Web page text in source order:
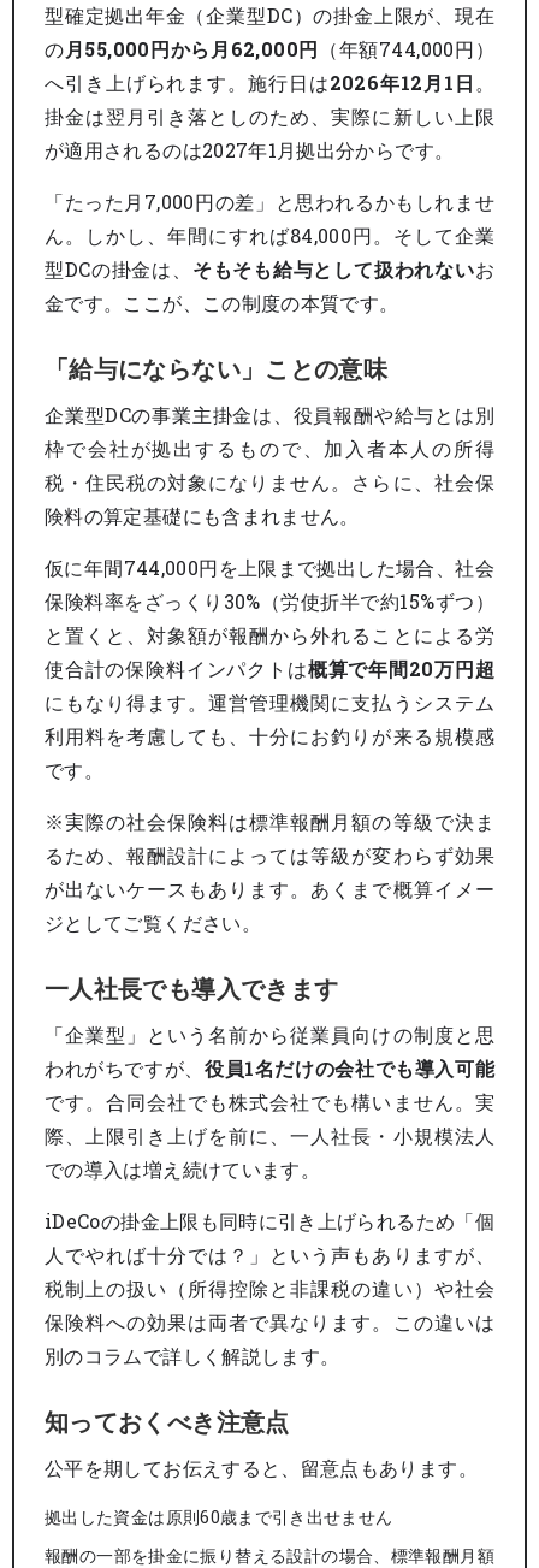
型確定拠出年金（企業型DC）の掛金上限が、現在
の月55,000円から月62,000円 （年額744,000円）
へ引き上げられます。施行日は2026年12月1日 。
掛金は翌月引き落としのため、実際に新しい上限
が適用されるのは2027年1月拠出分からです。
「たった月7,000円の差」と思われるかもしれませ
ん。しかし、年間にすれば84,000円。そして企業
型DCの掛金は、 そもそも給与として扱われないお
金です。ここが、この制度の本質です。
「給与にならない」ことの意味
企業型DCの事業主掛金は、役員報酬や給与とは別
枠で会社が拠出するもので、加入者本人の所得
税・住民税の対象になりません。さらに、社会保
険料の算定基礎にも含まれません。
仮に年間744,000円を上限まで拠出した場合、社会
保険料率をざっくり30%（労使折半で約15%ずつ）
と置くと、対象額が報酬から外れることによる労
使合計の保険料インパクトは概算で年間20万円超
にもなり得ます。運営管理機関に支払うシステム
利用料を考慮しても、十分にお釣りが来る規模感
です。
※実際の社会保険料は標準報酬月額の等級で決ま
るため、報酬設計によっては等級が変わらず効果
が出ないケースもあります。あくまで概算イメー
ジとしてご覧ください。
一人社長でも導入できます
「企業型」という名前から従業員向けの制度と思
われがちですが、 役員1名だけの会社でも導入可能
です。合同会社でも株式会社でも構いません。実
際、上限引き上げを前に、一人社長・小規模法人
での導入は増え続けています。
iDeCoの掛金上限も同時に引き上げられるため「個
人でやれば十分では？」という声もありますが、
税制上の扱い（所得控除と非課税の違い）や社会
保険料への効果は両者で異なります。この違いは
別のコラムで詳しく解説します。
知っておくべき注意点
公平を期してお伝えすると、留意点もあります。
拠出した資金は原則60歳まで引き出せません
報酬の一部を掛金に振り替える設計の場合、標準報酬月額